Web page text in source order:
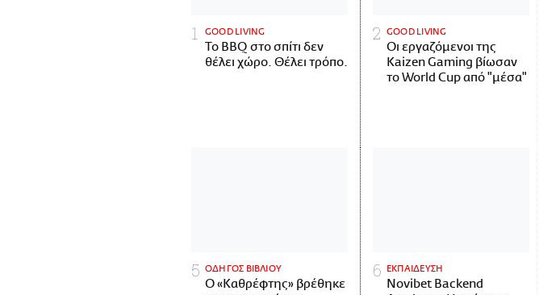
GOOD LIVING
Το BBQ στο σπίτι δεν
θέλει χώρο. Θέλει τρόπο.
GOOD LIVING
Οι εργαζόμενοι της
Kaizen Gaming βίωσαν
το World Cup από "μέσα"
ΟΔΗΓΟΣ ΒΙΒΛΙΟΥ
Ο «Καθρέφτης» βρέθηκε
ΕΚΠΑΙΔΕΥΣΗ
Novibet Backend